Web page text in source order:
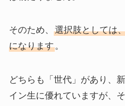
そのため、 選択肢としては
になります。
どちらも「世代」があり、
イン生に優れていますが、